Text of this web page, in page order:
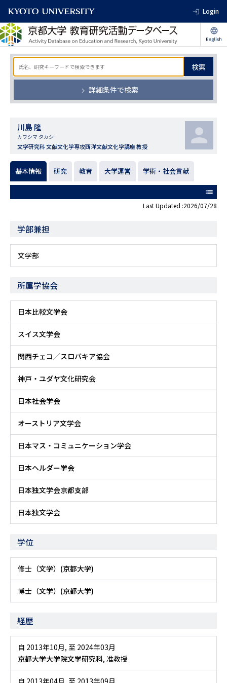
Login
検索
詳細条件で検索
川島 隆
カワシマ タカシ
文学研究科 文献文化学専攻西洋文献文化学講座 教授
基本情報 研究 教育 大学運営 学術・社会貢献
list
Last Updated :2026/07/28
学部兼担
文学部
所属学協会
日本比較文学会
スイス文学会
関西チェコ／スロバキア協会
神戸・ユダヤ文化研究会
日本社会学会
オーストリア文学会
日本マス・コミュニケーション学会
日本ヘルダー学会
日本独文学会京都支部
日本独文学会
学位
修士（文学）(京都大学)
博士（文学）(京都大学)
経歴
自 2013年10月, 至 2024年03月
京都大学大学院文学研究科, 准教授
自 2013年04月, 至 2013年09月